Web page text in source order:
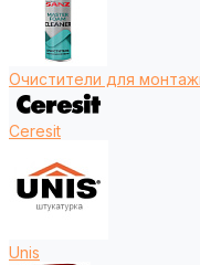
Очистители для
Ceresit
Unis